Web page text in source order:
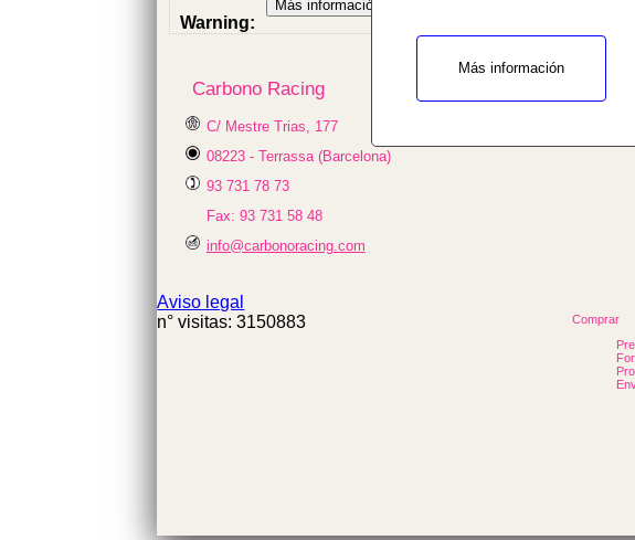
Más información
Warning:
$cfg_preus_sense_iva
/homepages/0/d334671725/htdocs/web3/seccio.php
on line
433
25.80 €
Carbono Racing
C/ Mestre Trias, 177
08223 - Terrassa (Barcelona)
93 731 78 73
Fax: 93 731 58 48
info@carbonoracing.com
Aviso legal
n° visitas: 3150883
Comprar